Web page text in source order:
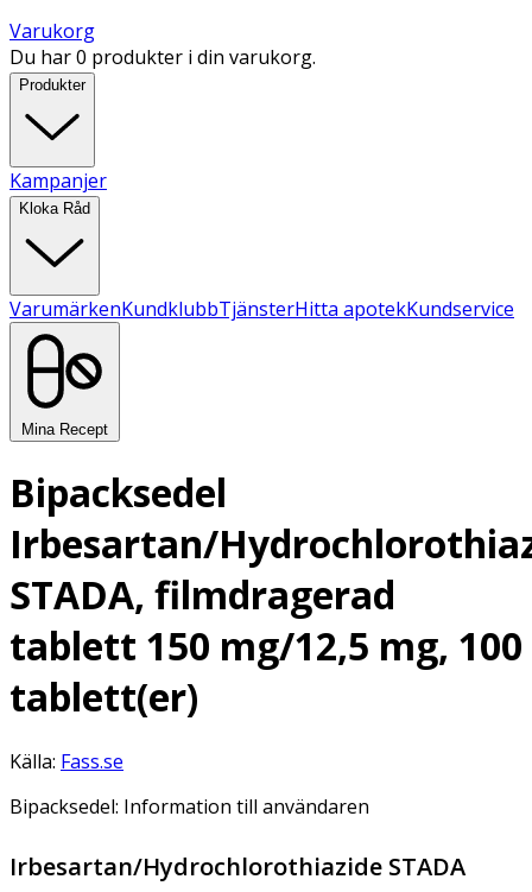
Varukorg
Du har 0 produkter i din varukorg.
Produkter
Kampanjer
Kloka Råd
VarumärkenKundklubbTjänsterHitta apotekKundservice
Mina Recept
Bipacksedel
Irbesartan/
STADA, filmdragerad
tablett 150 mg/12,5 mg, 100
tablett(er)
Källa: Fass.se
Bipacksedel: Information till användaren
Irbesartan/Hydrochlorothiazide STADA